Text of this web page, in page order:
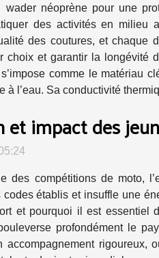
néoprène pour une
des activités en milieu
des coutures, et chaque
et garantir la
comme le matériau
l’eau. Sa conductivité
et impact des
des compétitions de moto,
codes établis et insuffle une
et pourquoi il est essentiel
profondément le